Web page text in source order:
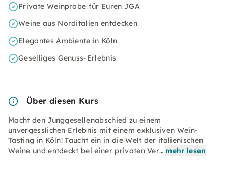
Private Weinprobe für Euren JGA
Weine aus Norditalien entdecken
Elegantes Ambiente in Köln
Geselliges Genuss-Erlebnis
Über diesen Kurs
Macht den Junggesellenabschied zu einem
unvergesslichen Erlebnis mit einem exklusiven Wein-
Tasting in Köln! Taucht ein in die Welt der italienischen
Weine und entdeckt bei einer privaten Ver… mehr lesen